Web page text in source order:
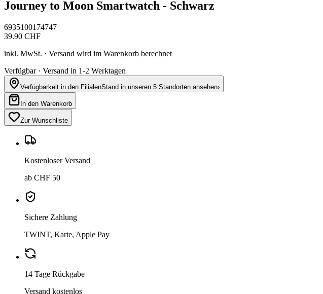
Journey to Moon Smartwatch - Schwarz
6935100174747
39.90 CHF
inkl. MwSt. · Versand wird im Warenkorb berechnet
Verfügbar · Versand in 1-2 Werktagen
Verfügbarkeit in den FilialenStand in unseren 5 Standorten ansehen›
In den Warenkorb
Zur Wunschliste
Kostenloser Versand
ab CHF 50
Sichere Zahlung
TWINT, Karte, Apple Pay
14 Tage Rückgabe
Versand kostenlos